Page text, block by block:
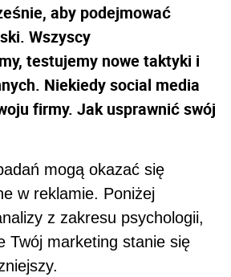
aby podejmować
Wszyscy
testujemy nowe taktyki i
Niekiedy social media
firmy. Jak usprawnić swój
mogą okazać się
w reklamie. Poniżej
z zakresu psychologii,
Twój marketing stanie się